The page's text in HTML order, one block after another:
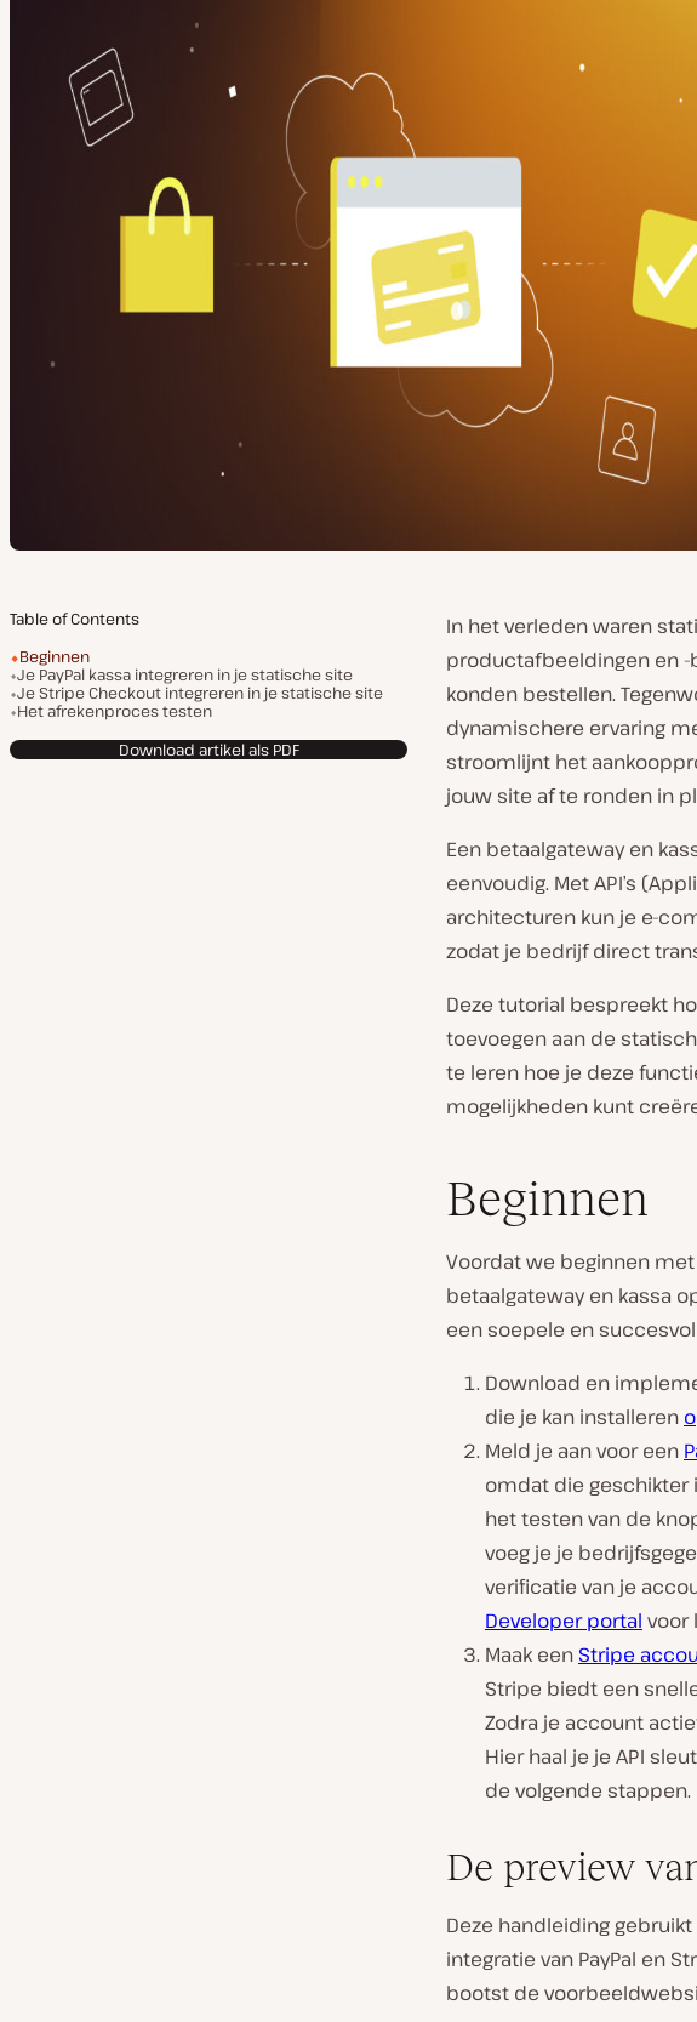
Table of Contents
Beginnen
Je PayPal kassa integreren in je statische site
Je Stripe Checkout integreren in je statische site
Het afrekenproces testen
Download artikel als PDF
In het verleden waren
productafbeeldingen en -
konden bestellen.
dynamischere ervaring
stroomlijnt het
jouw site af te ronden in
Een betaalgateway en
eenvoudig. Met API’s
architecturen kun je e-
zodat je bedrijf direct
Deze tutorial bespreekt
toevoegen aan de
te leren hoe je deze
mogelijkheden kunt
Beginnen
Voordat we beginnen
betaalgateway en kassa
een soepele en
Download en
die je kan installeren
Meld je aan voor een
omdat die geschikter
het testen van de
voeg je je
verificatie van je
Developer portal voor
Maak een Stripe
Stripe biedt een
Zodra je account
Hier haal je je API
de volgende stappen.
De preview
Deze handleiding
integratie van PayPal en
bootst de